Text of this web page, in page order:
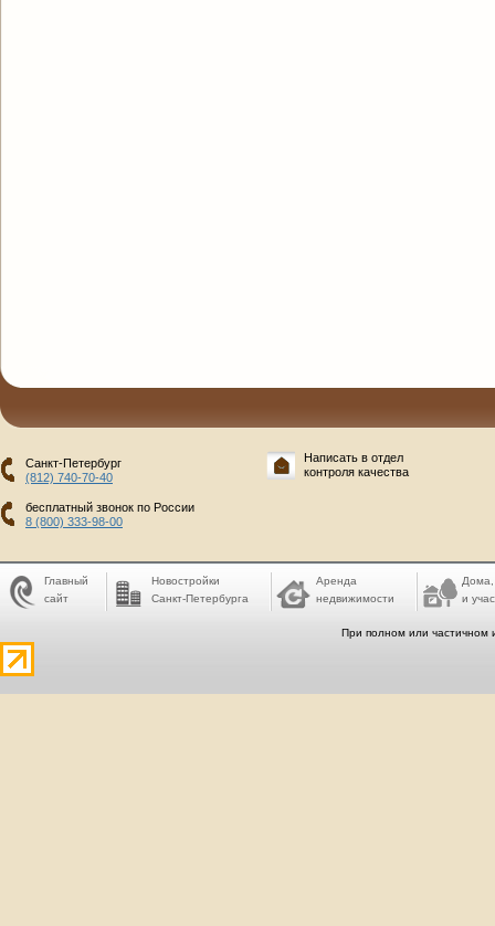
Санкт-Петербург
(812) 740-70-40
бесплатный звонок по России
8 (800) 333-98-00
Написать в отдел
контроля качества
Главный
сайт
Новостройки
Санкт-Петербурга
Аренда
недвижимости
Дома,
и
При полном или частичном